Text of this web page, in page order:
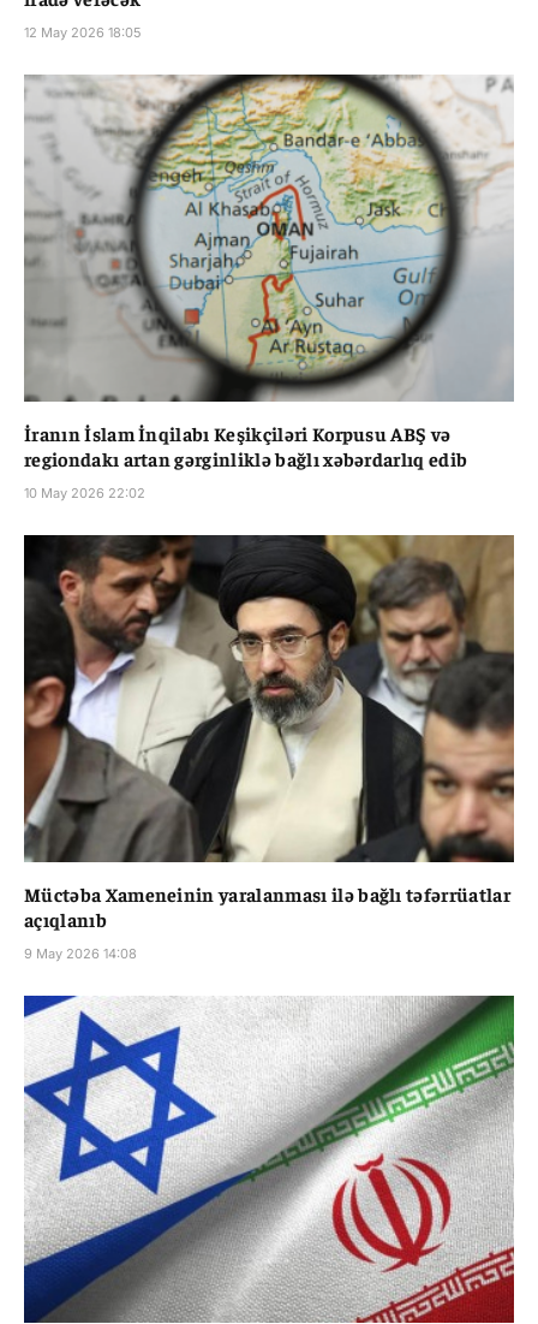
12 May 2026 18:05
İranın İslam İnqilabı Keşikçiləri Korpusu ABŞ və
regiondakı artan gərginliklə bağlı xəbərdarlıq edib
10 May 2026 22:02
Müctəba Xameneinin yaralanması ilə bağlı təfərrüatlar
açıqlanıb
9 May 2026 14:08